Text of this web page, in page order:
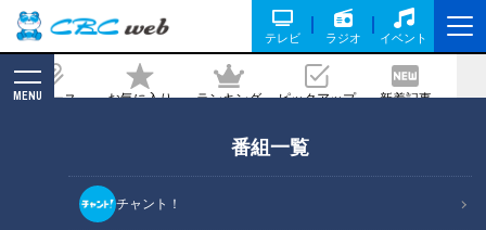
テレビ ラジオ イベント
ニュース お気に入り ランキング ピックアップ 新着記事
MENU
番組一覧
チャント！
害虫“が侵入